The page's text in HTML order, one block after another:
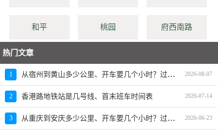
和平 桃园 府西南路
热门文章
1 从宿州到黄山多少公里、开车要几个小时？过路费、油费等 2026-08-07
2 香港路地铁站是几号线、首末班车时间表 2026-07-14
3 从重庆到安庆多少公里、开车要几个小时？过路费、油费等 2026-06-23